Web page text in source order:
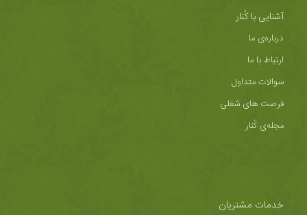
آشنایی با کُنار
درباره‌ی ما
ارتباط با ما
سوالات متداول
فرصت های شغلی
مجله‌ی کُنار
خدمات مشتریان